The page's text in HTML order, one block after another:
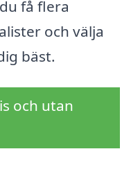
få flera
och välja
bäst.
och utan